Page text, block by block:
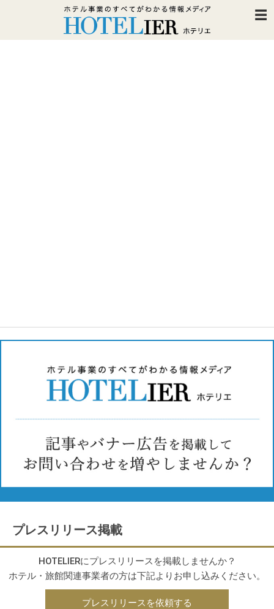
プレスリリース掲載
HOTELIERにプレスリリースを掲載しませんか？
ホテル・旅館関連事業者の方は下記よりお申し込みください。
プレスリリースを依頼する